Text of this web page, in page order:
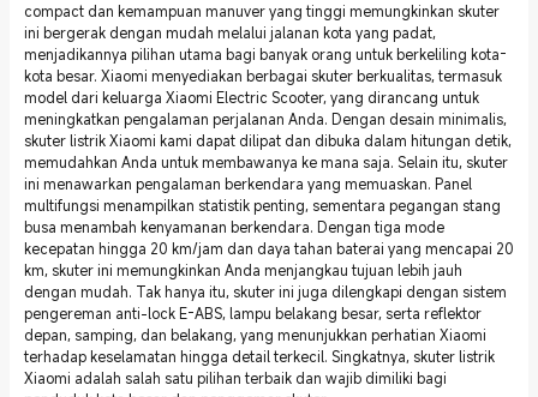
compact dan kemampuan manuver yang tinggi memungkinkan skuter
ini bergerak dengan mudah melalui jalanan kota yang padat,
menjadikannya pilihan utama bagi banyak orang untuk berkeliling kota-
kota besar. Xiaomi menyediakan berbagai skuter berkualitas, termasuk
model dari keluarga Xiaomi Electric Scooter, yang dirancang untuk
meningkatkan pengalaman perjalanan Anda. Dengan desain minimalis,
skuter listrik Xiaomi kami dapat dilipat dan dibuka dalam hitungan detik,
memudahkan Anda untuk membawanya ke mana saja. Selain itu, skuter
ini menawarkan pengalaman berkendara yang memuaskan. Panel
multifungsi menampilkan statistik penting, sementara pegangan stang
busa menambah kenyamanan berkendara. Dengan tiga mode
kecepatan hingga 20 km/jam dan daya tahan baterai yang mencapai 20
km, skuter ini memungkinkan Anda menjangkau tujuan lebih jauh
dengan mudah. Tak hanya itu, skuter ini juga dilengkapi dengan sistem
pengereman anti-lock E-ABS, lampu belakang besar, serta reflektor
depan, samping, dan belakang, yang menunjukkan perhatian Xiaomi
terhadap keselamatan hingga detail terkecil. Singkatnya, skuter listrik
Xiaomi adalah salah satu pilihan terbaik dan wajib dimiliki bagi